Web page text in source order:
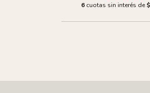
6 cuotas sin interés de